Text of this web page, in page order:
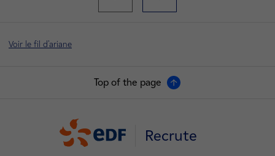
Voir le fil d'ariane
Top of the page
Recrute